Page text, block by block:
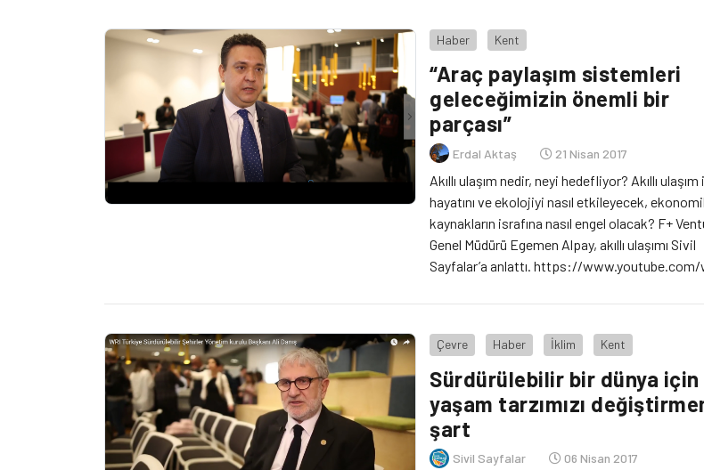
Haber Kent
“Araç paylaşım sistemleri
geleceğimizin önemli bir
parçası”
Erdal Aktaş 21 Nisan 2017
Akıllı ulaşım nedir, neyi hedefliyor? Akıllı
hayatını ve ekolojiyi nasıl etkileyecek,
kaynakların israfına nasıl engel olacak? F+
Genel Müdürü Egemen Alpay, akıllı ulaşımı Sivil
Sayfalar’a anlattı. https://
Çevre Haber İklim Kent
Sürdürülebilir bir dünya için
yaşam tarzımızı
şart
Sivil Sayfalar 06 Nisan 2017